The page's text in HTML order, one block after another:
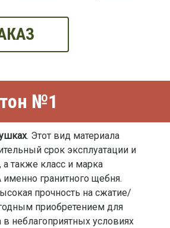
№1
. Этот вид материала
срок эксплуатации и
также класс и марка
гранитного щебня.
прочность на сжатие/
приобретением для
неблагоприятных условиях